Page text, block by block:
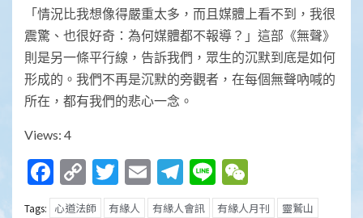
「情況比我想像得嚴重太多，而且媒體上看不到，我很
震驚、也很好奇：為何媒體都不報導？」這部《無聲》
則是另一條平行線，告訴我們，眾生的沉默到底是如何
形成的。我們不再是沉默的旁觀者，在每個無聲吶喊的
所在，都有我們的悲心一念。
Views: 4
Facebook
Copy
Link
Twitter
EmailTelegram
Line
Tags: 心道法師 有緣人 有緣人會訊 有緣人月刊 靈鷲山